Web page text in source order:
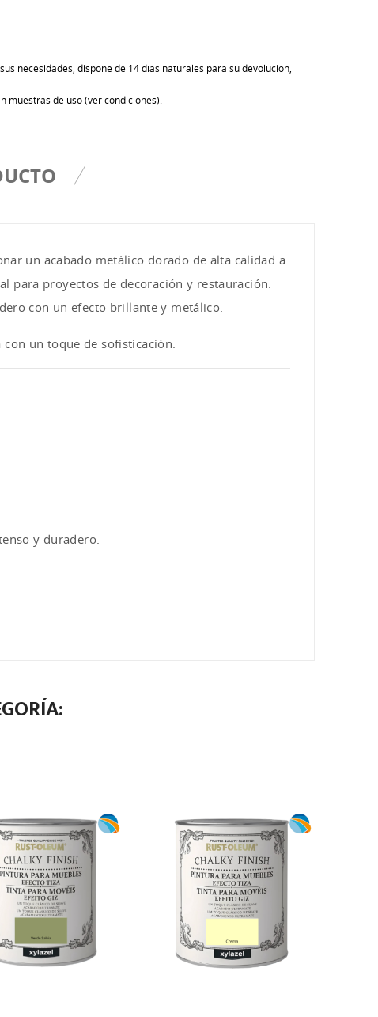
necesidades, dispone de 14 días naturales para su devolución,
muestras de uso (ver condiciones).
un acabado metálico dorado de alta calidad a
para proyectos de decoración y restauración.
con un efecto brillante y metálico.
un toque de sofisticación.
y duradero.